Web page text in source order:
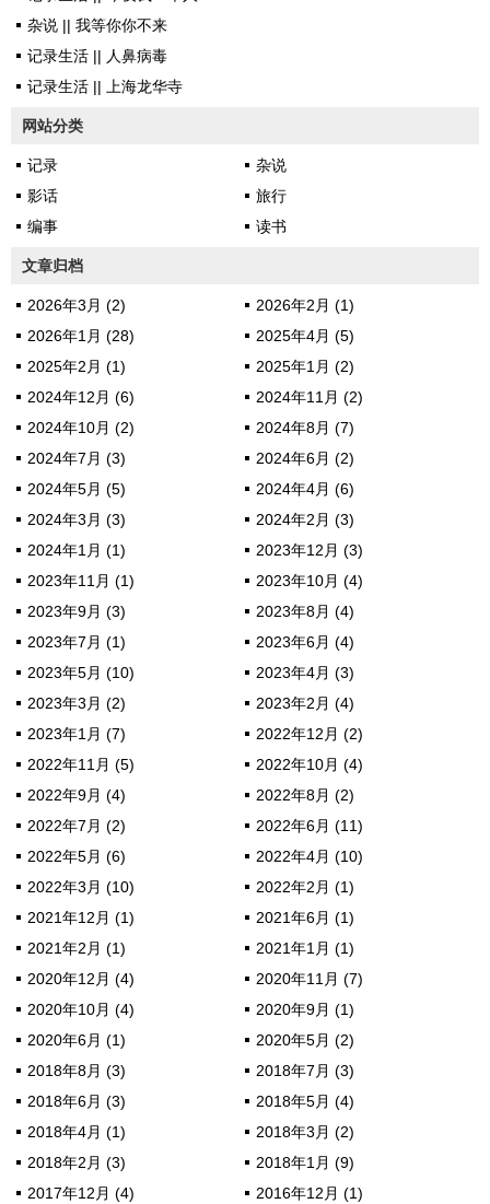
杂说 || 我等你你不来
记录生活 || 人鼻病毒
记录生活 || 上海龙华寺
网站分类
记录
杂说
影话
旅行
编事
读书
文章归档
2026年3月 (2)
2026年2月 (1)
2026年1月 (28)
2025年4月 (5)
2025年2月 (1)
2025年1月 (2)
2024年12月 (6)
2024年11月 (2)
2024年10月 (2)
2024年8月 (7)
2024年7月 (3)
2024年6月 (2)
2024年5月 (5)
2024年4月 (6)
2024年3月 (3)
2024年2月 (3)
2024年1月 (1)
2023年12月 (3)
2023年11月 (1)
2023年10月 (4)
2023年9月 (3)
2023年8月 (4)
2023年7月 (1)
2023年6月 (4)
2023年5月 (10)
2023年4月 (3)
2023年3月 (2)
2023年2月 (4)
2023年1月 (7)
2022年12月 (2)
2022年11月 (5)
2022年10月 (4)
2022年9月 (4)
2022年8月 (2)
2022年7月 (2)
2022年6月 (11)
2022年5月 (6)
2022年4月 (10)
2022年3月 (10)
2022年2月 (1)
2021年12月 (1)
2021年6月 (1)
2021年2月 (1)
2021年1月 (1)
2020年12月 (4)
2020年11月 (7)
2020年10月 (4)
2020年9月 (1)
2020年6月 (1)
2020年5月 (2)
2018年8月 (3)
2018年7月 (3)
2018年6月 (3)
2018年5月 (4)
2018年4月 (1)
2018年3月 (2)
2018年2月 (3)
2018年1月 (9)
2017年12月 (4)
2016年12月 (1)